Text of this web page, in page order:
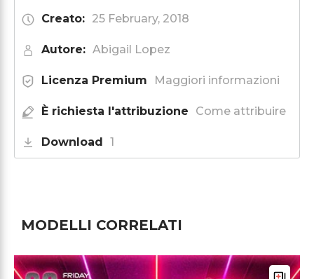
Creato: 25 February, 2018
Autore: Abigail Lopez
Licenza Premium Maggiori informazioni
È richiesta l'attribuzione Come attribuire
Download 1
MODELLI CORRELATI